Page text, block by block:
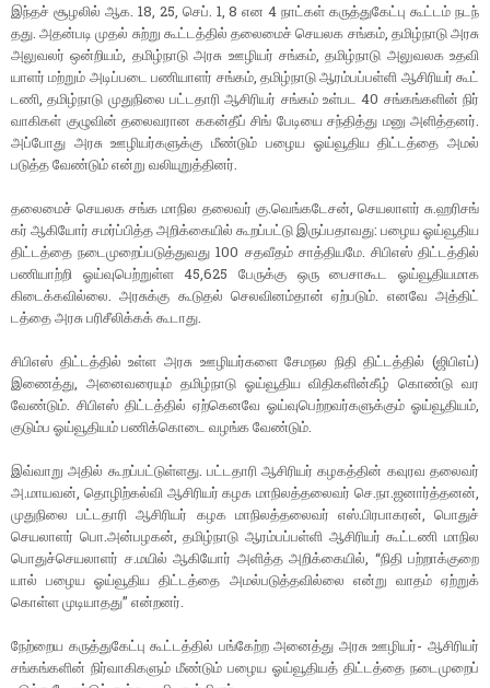
இந்​தச் சூழலில் ஆக. 18, 25, செப். 1, 8 என 4 நாட்​கள் கருத்​துகேட்பு கூட்​டம் நடந்​
தது. அதன்​படி முதல் சுற்று கூட்​டத்​தில் தலை​மைச் செயலக சங்​கம், தமிழ்​நாடு அரசு
அலு​வலர் ஒன்​றி​யம், தமிழ்​நாடு அரசு ஊழியர் சங்​கம், தமிழ்​நாடு அலு​வலக உதவி​
யாளர் மற்றும் அடிப்​படை பணி​யாளர் சங்​கம், தமிழ்​நாடு ஆரம்​பப்​பள்ளி ஆசிரியர் கூட்​
ட​ணி, தமிழ்​நாடு முது​நிலை பட்​ட​தாரி ஆசிரியர் சங்​கம் உள்பட 40 சங்​கங்​களின் நிர்​
வாகி​கள் குழு​வின் தலை​வ​ரான ககன்​தீப் சிங் பேடியை சந்​தித்து மனு அளித்​தனர்.
அப்​போது அரசு ஊழியர்​களுக்கு மீண்​டும் பழைய ஓய்​வூ​திய திட்​டத்தை அமல்​
படுத்த வேண்​டும் என்று வலி​யுறுத்​தினர்.
தலை​மைச் செயலக சங்க மாநில தலை​வர் கு.வெங்​கடேசன், செய​லா​ளர் சு.ஹரிசங்​
கர் ஆகியோர் சமர்ப்​பித்த அறிக்​கை​யில் கூறப்​பட்டு இருப்​ப​தாவது: பழைய ஓய்​வூ​திய
திட்​டத்தை நடை​முறைப்​படுத்​து​வது 100 சதவீதம் சாத்​தி​யமே. சிபிஎஸ் திட்​டத்​தில்
பணி​யாற்றி ஓய்​வு​பெற்​றுள்ள 45,625 பேருக்கு ஒரு பைசாகூட ஓய்​வூ​தி​ய​மாக
கிடைக்​க​வில்​லை. அரசுக்கு கூடு​தல் செல​வினம்​தான் ஏற்​படும். எனவே அத்​திட்​
டத்தை அரசு பரிசீலிக்​கக் கூடாது.
சிபிஎஸ் திட்​டத்​தில் உள்ள அரசு ஊழியர்​களை சேமநல நிதி திட்​டத்​தில் (ஜிபிஎப்)
இணைத்​து, அனை​வரை​யும் தமிழ்​நாடு ஓய்​வூ​திய விதி​களின்​கீழ் கொண்டு வர
வேண்​டும். சிபிஎஸ் திட்​டத்​தில் ஏற்​கெனவே ஓய்​வு​பெற்​றவர்​களுக்​கும் ஓய்​வூ​தி​யம்,
குடும்ப ஓய்​வூ​தி​யம் பணிக்​கொடை வழங்க வேண்​டும்.
இவ்​வாறு அதில் கூறப்​பட்​டுள்​ளது. பட்​ட​தாரி ஆசிரியர் கழகத்​தின் கவுரவ தலை​வர்
அ.மாய​வன், தொழிற்​கல்வி ஆசிரியர் கழக மாநிலத்​தலை​வர் செ.​நா.ஜ​னார்த்​தனன்,
முது​நிலை பட்​ட​தாரி ஆசிரியர் கழக மாநிலத்​தலை​வர் எஸ்​.பிர​பாகரன், பொதுச்​
செயலாளர் பொ.அன்​பழகன், தமிழ்​நாடு ஆரம்​பப்​பள்ளி ஆசிரியர் கூட்​டணி மாநில
பொதுச்​செய​லா​ளர் ச.ம​யில் ஆகியோர் அளித்த அறிக்​கையில், “நிதி பற்​றாக்​குறை​
யால் பழைய ஓய்​வூ​திய திட்​டத்தை அமல்​படுத்​த​வில்லை என்று வாதம் ஏற்​றுக்​
கொள்ள முடி​யாதது” என்​றனர்.
நேற்​றைய கருத்​துகேட்பு கூட்​டத்​தில் பங்​கேற்ற அனைத்து அரசு ஊழியர்- ஆசிரியர்
சங்​கங்​களின் நிர்​வாகி​களும் மீண்​டும் பழைய ஓய்​வூ​தி​யத் திட்​டத்தை நடை​முறைப்​